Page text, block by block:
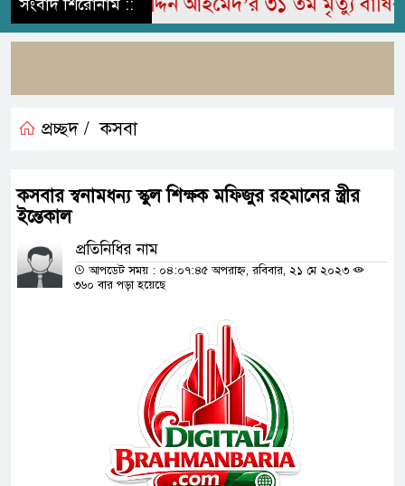
সংবাদ শিরোনাম ::
প্রচ্ছদ / কসবা
কসবার স্বনামধন্য স্কুল শিক্ষক মফিজুর রহমানের স্ত্রীর
ইন্তেকাল
প্রতিনিধির নাম
আপডেট সময় : ০৪:০৭:৪৫ অপরাহ্ন, রবিবার, ২১ মে ২০২৩
৩৬০ বার পড়া হয়েছে